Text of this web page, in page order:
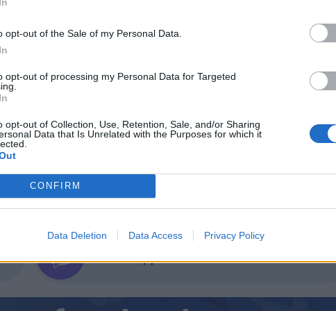
opt-out of the Sale of my Personal Data.
opt-out of processing my Personal Data for Targeted
opt-out of Collection, Use, Retention, Sale, and/or Sharing
Data that Is Unrelated with the Purposes for which it
CONFIRM
Data Deletion Data Access Privacy Policy
да улавят парниковите газове и да съхраняват в
блата
призовават за възстановяване на природните
природен баланс
Последвайте ни във ВАЙБЪР